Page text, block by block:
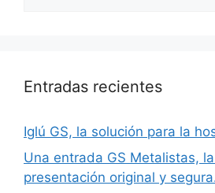
Entradas recientes
Iglú GS, la solución para la
Una entrada GS Metalistas,
presentación original y